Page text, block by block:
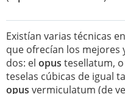
Existían varias técnicas
que ofrecían los mejores
dos: el opus tesellatum,
teselas cúbicas de igual
opus vermiculatum (de